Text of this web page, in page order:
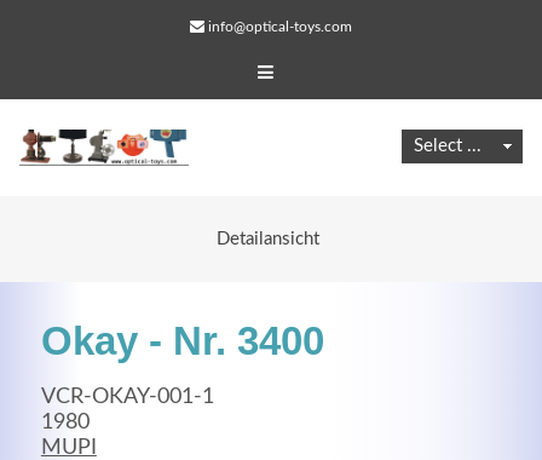
info@optical-toys.com
Detailansicht
Okay - Nr. 3400
VCR-OKAY-001-1
1980
MUPI